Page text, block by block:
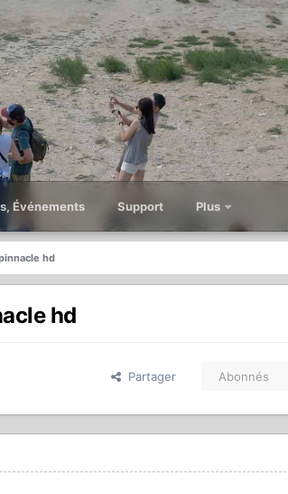
Événements Support Plus
hd
hd
Partager Abonnés